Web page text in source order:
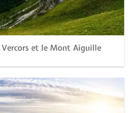
Vercors et le Mont Aiguille